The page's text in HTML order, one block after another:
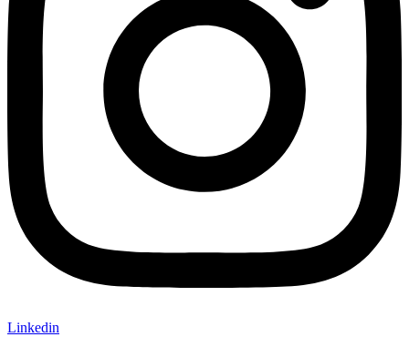
Linkedin